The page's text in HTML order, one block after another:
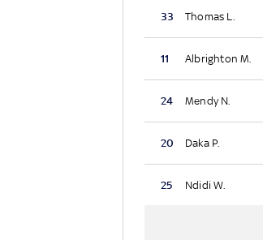
33 Thomas L.
11 Albrighton M.
24 Mendy N.
20 Daka P.
25 Ndidi W.